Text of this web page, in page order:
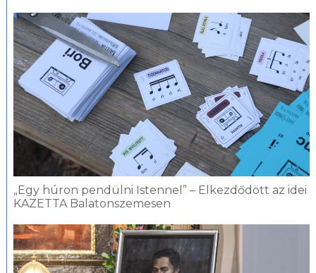
„Egy húron pendülni Istennel” – Elkezdődött az idei
KAZETTA Balatonszemesen